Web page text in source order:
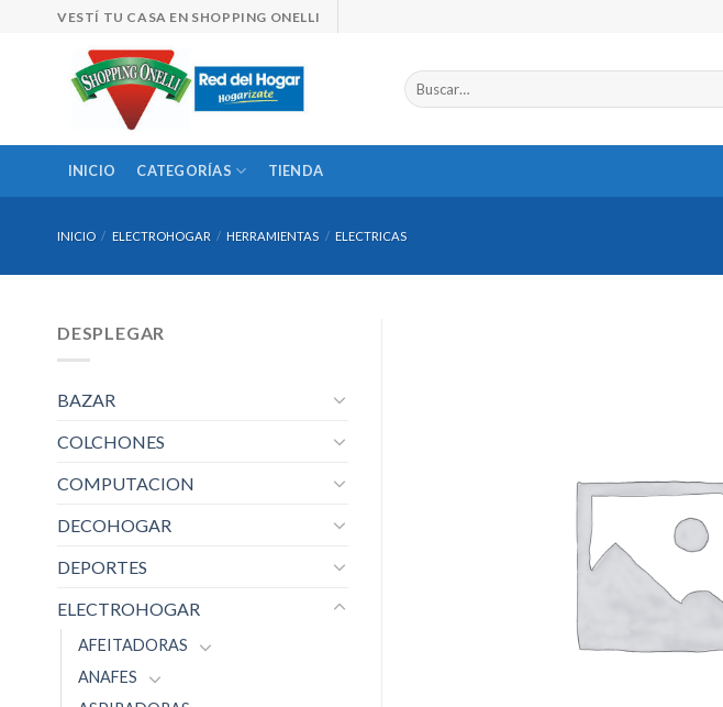
VESTÍ TU CASA EN SHOPPING ONELLI
Buscar
por:
INICIO CATEGORÍAS TIENDA
INICIO / ELECTROHOGAR / HERRAMIENTAS / ELECTRICAS
DESPLEGAR
BAZAR
COLCHONES
COMPUTACION
DECOHOGAR
DEPORTES
ELECTROHOGAR
AFEITADORAS
ANAFES